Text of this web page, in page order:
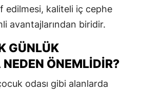
edilmesi, kaliteli iç cephe
avantajlarından biridir.
GÜNLÜK
ÖNEMLIDIR?
odası gibi alanlarda